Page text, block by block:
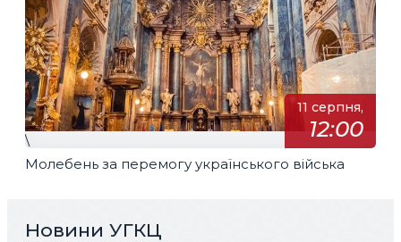
11 серпня,
12:00
\
Молебень за перемогу українського війська
Новини УГКЦ